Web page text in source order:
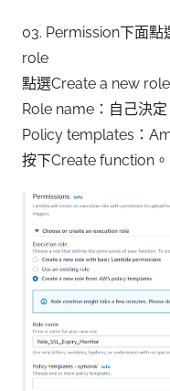
03. Permission下面
role
點選Create a new
Role name：自己決定
Policy templates：
按下Create function。